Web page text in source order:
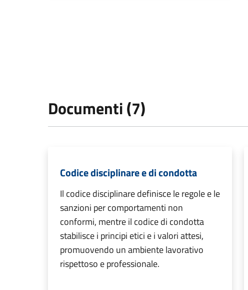
Documenti (7)
Codice disciplinare e di condotta
Il codice disciplinare definisce le regole e le
sanzioni per comportamenti non
conformi, mentre il codice di condotta
stabilisce i principi etici e i valori attesi,
promuovendo un ambiente lavorativo
rispettoso e professionale.